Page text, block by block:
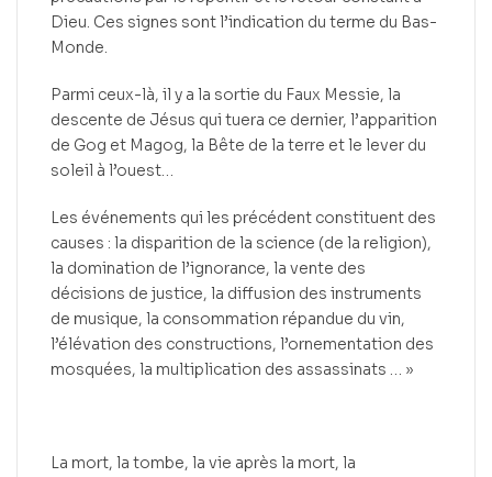
Dieu. Ces signes sont l’indication du terme du Bas-
Monde.
Parmi ceux-là, il y a la sortie du Faux Messie, la
descente de Jésus qui tuera ce dernier, l’apparition
de Gog et Magog, la Bête de la terre et le lever du
soleil à l’ouest…
Les événements qui les précédent constituent des
causes : la disparition de la science (de la religion),
la domination de l’ignorance, la vente des
décisions de justice, la diffusion des instruments
de musique, la consommation répandue du vin,
l’élévation des constructions, l’ornementation des
mosquées, la multiplication des assassinats … »
La mort, la tombe, la vie après la mort, la